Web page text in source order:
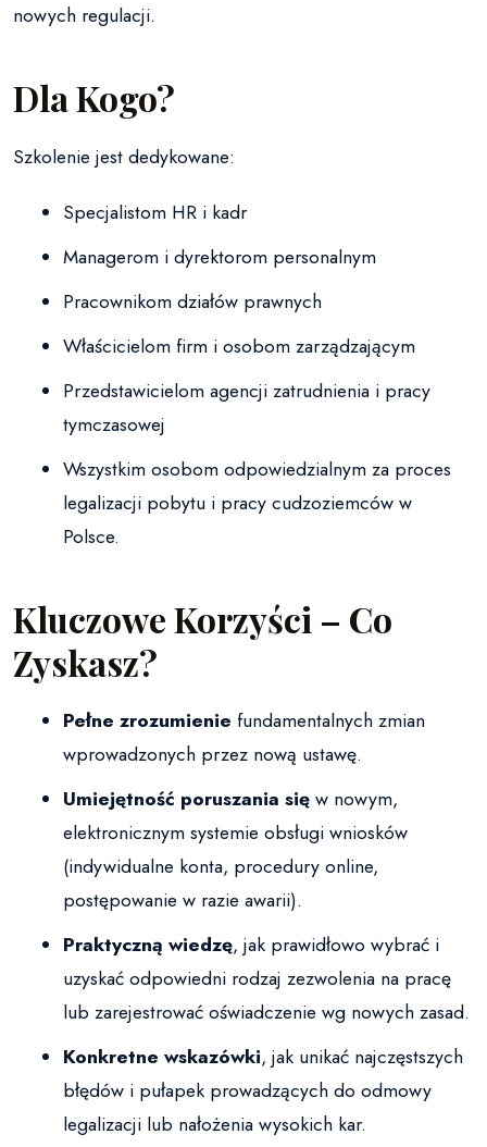
nowych regulacji.
Dla Kogo?
Szkolenie jest dedykowane:
Specjalistom HR i kadr
Managerom i dyrektorom personalnym
Pracownikom działów prawnych
Właścicielom firm i osobom zarządzającym
Przedstawicielom agencji zatrudnienia i pracy
tymczasowej
Wszystkim osobom odpowiedzialnym za proces
legalizacji pobytu i pracy cudzoziemców w
Polsce.
Kluczowe Korzyści – Co
Zyskasz?
Pełne zrozumienie fundamentalnych zmian
wprowadzonych przez nową ustawę.
Umiejętność poruszania sięw nowym,
elektronicznym systemie obsługi wniosków
(indywidualne konta, procedury online,
postępowanie w razie awarii).
Praktyczną wiedzę, jak prawidłowo wybrać i
uzyskać odpowiedni rodzaj zezwolenia na pracę
lub zarejestrować oświadczenie wg nowych zasad.
Konkretne wskazówki, jak unikać najczęstszych
błędów i pułapek prowadzących do odmowy
legalizacji lub nałożenia wysokich kar.